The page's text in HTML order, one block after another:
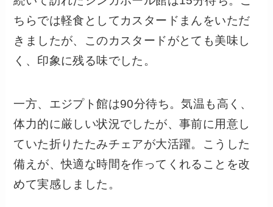
ちらでは軽食としてカスタードまんをいただ
きましたが、このカスタードがとても美味し
く、印象に残る味でした。
一方、エジプト館は90分待ち。気温も高く、
体力的に厳しい状況でしたが、事前に用意し
ていた折りたたみチェアが大活躍。こうした
備えが、快適な時間を作ってくれることを改
めて実感しました。